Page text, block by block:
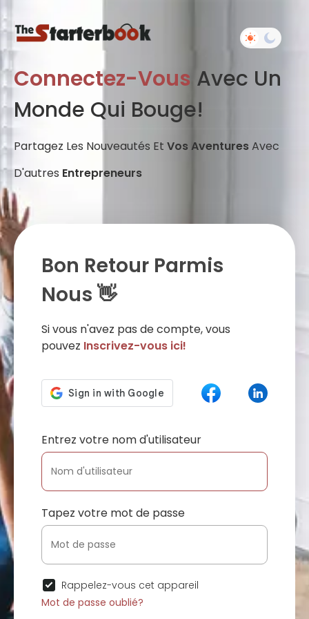
Connectez-Vous Avec Un
Monde Qui Bouge!
Partagez Les Nouveautés Et Vos AventuresAvec
D'autres Entrepreneurs
Bon Retour Parmis
Nous 👋
Si vous n'avez pas de compte, vous
pouvez Inscrivez-vous ici!
Entrez votre nom d'utilisateur
Tapez votre mot de passe
Rappelez-vous cet appareil
Mot de passe oublié?